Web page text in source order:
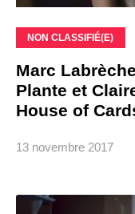
NON CLASSIFIÉ(E)
Marc
Plante et
House of
13 novembre 2017